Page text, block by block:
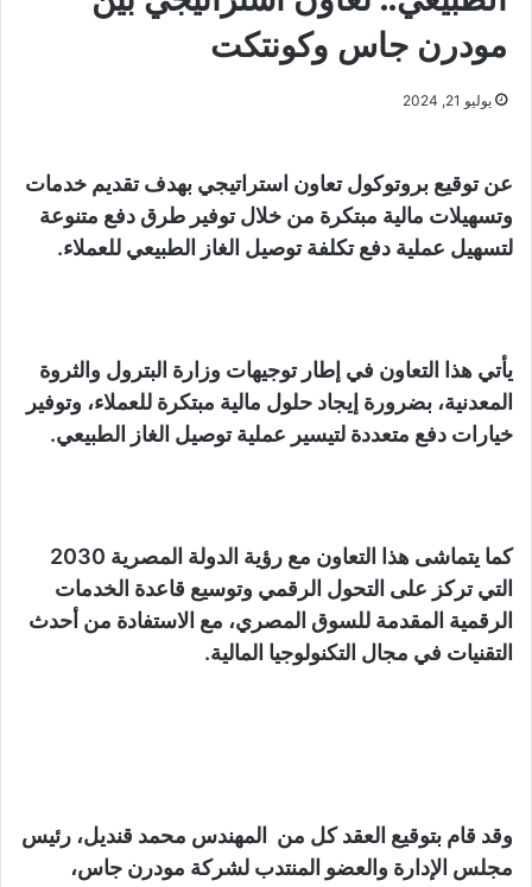
مودرن جاس وكونتكت
يوليو 21, 2024
عن توقيع بروتوكول تعاون استراتيجي بهدف تقديم خدمات
وتسهيلات مالية مبتكرة من خلال توفير طرق دفع متنوعة
لتسهيل عملية دفع تكلفة توصيل الغاز الطبيعي للعملاء.
يأتي هذا التعاون في إطار توجيهات وزارة البترول والثروة
المعدنية، بضرورة إيجاد حلول مالية مبتكرة للعملاء، وتوفير
خيارات دفع متعددة لتيسير عملية توصيل الغاز الطبيعي.
كما يتماشى هذا التعاون مع رؤية الدولة المصرية 2030
التي تركز على التحول الرقمي وتوسيع قاعدة الخدمات
الرقمية المقدمة للسوق المصري، مع الاستفادة من أحدث
التقنيات في مجال التكنولوجيا المالية.
وقد قام بتوقيع العقد كل من المهندس محمد قنديل، رئيس
مجلس الإدارة والعضو المنتدب لشركة مودرن جاس،